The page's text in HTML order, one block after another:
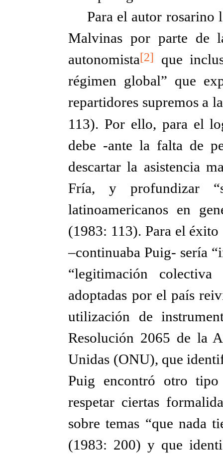
Para el autor rosarino
Malvinas por parte de
autonomista[2]
que
régimen global” que
repartidores supremos a
113). Por ello, para el
debe -ante la falta de
descartar la asistencia
Fría, y profundizar
latinoamericanos en
(1983: 113). Para el
–continuaba Puig- sería
“legitimación colectiva
adoptadas por el país
utilización de
Resolución 2065 de la
Unidas (ONU), que
Puig encontró otro
respetar ciertas
sobre temas “que nada
(1983: 200) y que